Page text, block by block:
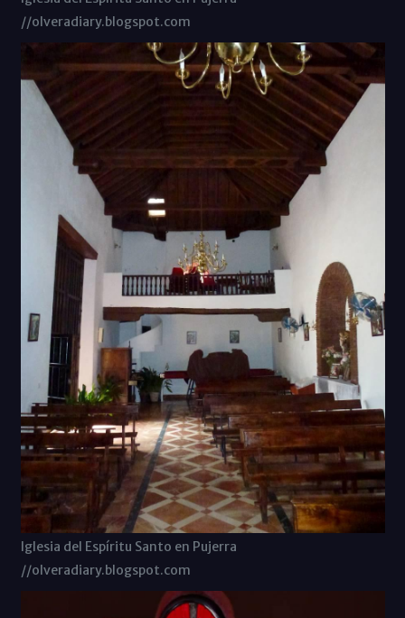
//olveradiary.blogspot.com
Iglesia del Espíritu Santo en Pujerra
//olveradiary.blogspot.com